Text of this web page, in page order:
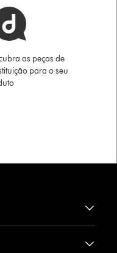
as peças de
para o seu